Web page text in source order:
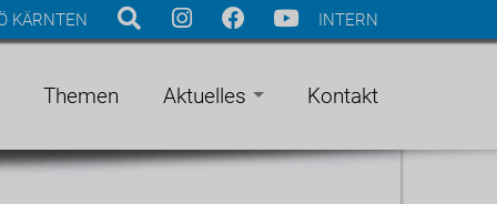
INTERN
KÄRNTEN
Themen Aktuelles Kontakt